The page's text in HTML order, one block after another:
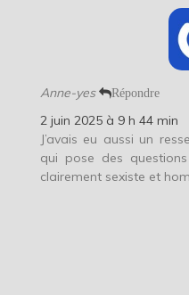
Anne-yes Répondre
2 juin 2025 à 9 h 44 min
J’avais eu aussi un
qui pose des
clairement sexiste et